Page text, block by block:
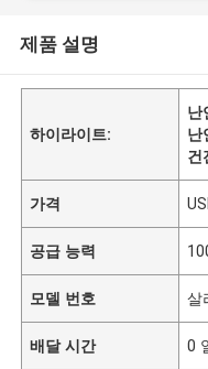
제품 설명
하이라이트:
난
난
건
가격
공급 능력
모델 번호 살
배달 시간 0